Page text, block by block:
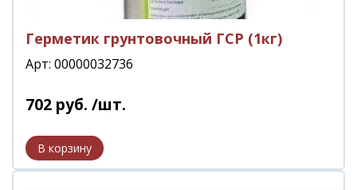
Герметик грунтовочный ГСР (1кг)
Арт: 00000032736
702 руб. /шт.